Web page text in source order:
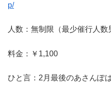
p/
人数：無制限（最少催行人
料金：￥1,100
ひと言：2月最後のあさんぽ